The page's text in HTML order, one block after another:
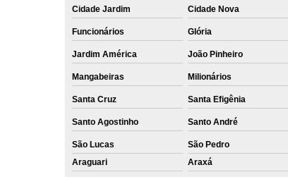
Cidade Jardim Cidade Nova
Funcionários Glória
Jardim América João Pinheiro
Mangabeiras Milionários
Santa Cruz Santa Efigênia
Santo Agostinho Santo André
São Lucas São Pedro
Araguari
Araxá